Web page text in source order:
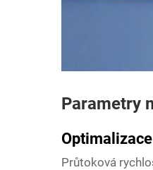
Parametry
Průtoková